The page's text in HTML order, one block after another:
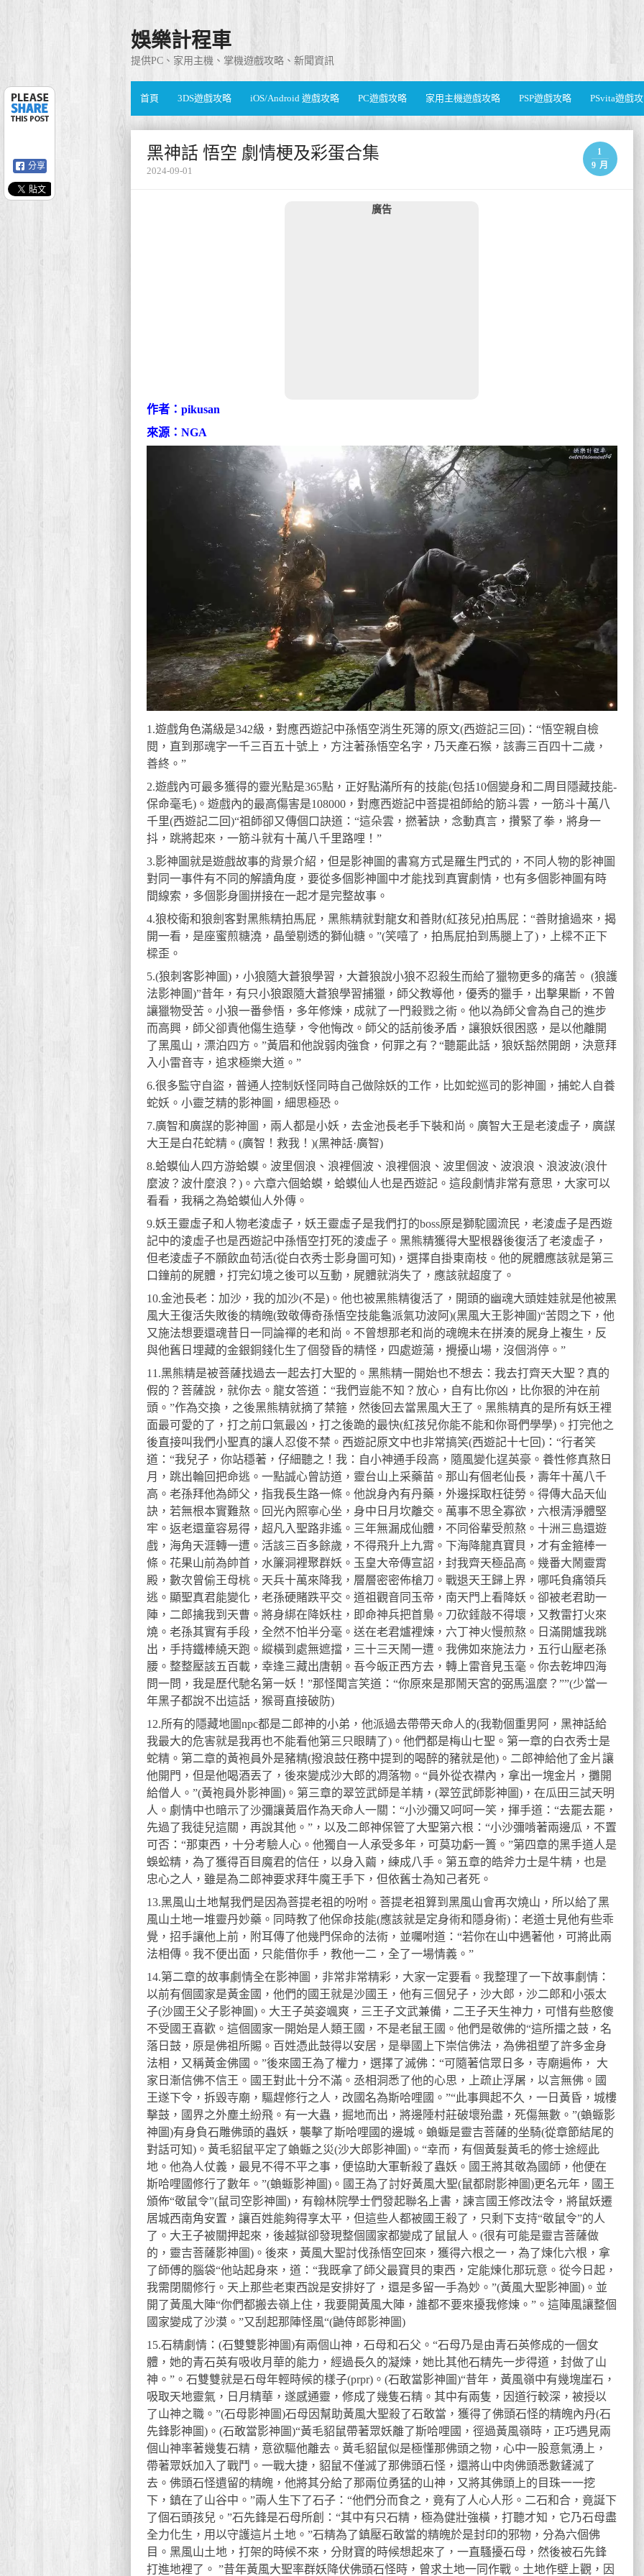
娛樂計程車
提供PC、家用主機、掌機遊戲攻略、新聞資訊
首頁 3DS遊戲攻略 iOS/Android 遊戲攻略 PC遊戲攻略 家用主機遊戲攻略 PSP遊戲攻略 PSvita遊戲
黑神話 悟空 劇情梗及彩蛋合集
1
9 月
2024-09-01
廣告
作者：pikusan
來源：NGA
1.遊戲角色滿級是342級，對應西遊記中孫悟空消生死簿的原文(西遊記三回)：“悟空親自檢
閱，直到那魂字一千三百五十號上，方注著孫悟空名字，乃天產石猴，該壽三百四十二歲，
善終。”
2.遊戲內可最多獲得的靈光點是365點，正好點滿所有的技能(包括10個變身和二周目隱藏技能-
保命毫毛)。遊戲內的最高傷害是108000，對應西遊記中菩提祖師給的筋斗雲，一筋斗十萬八
千里(西遊記二回)“祖師卻又傳個口訣道：“這朵雲，撚著訣，念動真言，攢緊了拳，將身一
抖，跳將起來，一筋斗就有十萬八千里路哩！”
3.影神圖就是遊戲故事的背景介紹，但是影神圖的書寫方式是羅生門式的，不同人物的影神圖
對同一事件有不同的解讀角度，要從多個影神圖中才能找到真實劇情，也有多個影神圖有時
間線索，多個影身圖拼接在一起才是完整故事。
4.狼校衛和狼劍客對黑熊精拍馬屁，黑熊精就對龍女和善財(紅孩兒)拍馬屁：“善財搶過來，揭
開一看，是座蜜煎糖澆，晶瑩剔透的獅仙糖。”(笑嘻了，拍馬屁拍到馬腿上了)，上樑不正下
樑歪。
5.(狼刺客影神圖)，小狼隨大蒼狼學習，大蒼狼說小狼不忍殺生而給了獵物更多的痛苦。 (狼護
法影神圖)”昔年，有只小狼跟隨大蒼狼學習捕獵，師父教導他，優秀的獵手，出擊果斷，不曾
讓獵物受苦。小狼一番參悟，多年修煉，成就了一門殺戮之術。他以為師父會為自己的進步
而高興，師父卻責他傷生造孽，令他悔改。師父的話前後矛盾，讓狼妖很困惑，是以他離開
了黑風山，漂泊四方。”黃眉和他說弱肉強食，何罪之有？“聽罷此話，狼妖豁然開朗，決意拜
入小雷音寺，追求極樂大道。”
6.很多監守自盜，普通人控制妖怪同時自己做除妖的工作，比如蛇巡司的影神圖，捕蛇人自養
蛇妖。小靈芝精的影神圖，細思極恐。
7.廣智和廣謀的影神圖，兩人都是小妖，去金池長老手下裝和尚。廣智大王是老淩虛子，廣謀
大王是白花蛇精。(廣智！救我！)(黑神話·廣智)
8.蛤蟆仙人四方游蛤蟆。波里個浪、浪裡個波、浪裡個浪、波里個波、波浪浪、浪波波(浪什
麼波？波什麼浪？)。六章六個蛤蟆，蛤蟆仙人也是西遊記。這段劇情非常有意思，大家可以
看看，我稱之為蛤蟆仙人外傳。
9.妖王靈虛子和人物老淩虛子，妖王靈虛子是我們打的boss原是獅駝國流民，老淩虛子是西遊
記中的淩虛子也是西遊記中孫悟空打死的淩虛子。黑熊精獲得大聖根器後復活了老淩虛子，
但老淩虛子不願飲血苟活(從白衣秀士影身圖可知)，選擇自掛東南枝。他的屍體應該就是第三
口鐘前的屍體，打完幻境之後可以互動，屍體就消失了，應該就超度了。
10.金池長老：加沙，我的加沙(不是)。他也被黑熊精復活了，開頭的幽魂大頭娃娃就是他被黑
風大王復活失敗後的精魄(致敬傳奇孫悟空技能龜派氣功波阿)(黑風大王影神圖)“苦悶之下，他
又施法想要還魂昔日一同論禪的老和尚。不曾想那老和尚的魂魄未在拼湊的屍身上複生，反
與他舊日埋藏的金銀銅錢化生了個發昏的精怪，四處遊蕩，攪擾山場，沒個消停。”
11.黑熊精是被菩薩找過去一起去打大聖的。黑熊精一開始也不想去：我去打齊天大聖？真的
假的？菩薩說，就你去。龍女答道：“我們豈能不知？放心，自有比你凶，比你狠的沖在前
頭。”作為交換，之後黑熊精就摘了禁箍，然後回去當黑風大王了。黑熊精真的是所有妖王裡
面最可愛的了，打之前口氣最凶，打之後跪的最快(紅孩兒你能不能和你哥們學學)。打完他之
後直接叫我們小聖真的讓人忍俊不禁。西遊記原文中也非常搞笑(西遊記十七回)：“行者笑
道：“我兒子，你站穩著，仔細聽之！我：自小神通手段高，隨風變化逞英豪。養性修真熬日
月，跳出輪回把命逃。一點誠心曾訪道，靈台山上采藥苗。那山有個老仙長，壽年十萬八千
高。老孫拜他為師父，指我長生路一條。他說身內有丹藥，外邊採取枉徒勞。得傳大品天仙
訣，若無根本實難熬。回光內照寧心坐，身中日月坎離交。萬事不思全寡欲，六根清淨體堅
牢。返老還童容易得，超凡入聖路非遙。三年無漏成仙體，不同俗輩受煎熬。十洲三島還遊
戲，海角天涯轉一遭。活該三百多餘歲，不得飛升上九霄。下海降龍真寶貝，才有金箍棒一
條。花果山前為帥首，水簾洞裡聚群妖。玉皇大帝傳宣詔，封我齊天極品高。幾番大鬧靈霄
殿，數次曾偷王母桃。天兵十萬來降我，層層密密佈槍刀。戰退天王歸上界，哪吒負痛領兵
逃。顯聖真君能變化，老孫硬賭跌平交。道祖觀音同玉帝，南天門上看降妖。卻被老君助一
陣，二郎擒我到天曹。將身綁在降妖柱，即命神兵把首梟。刀砍錘敲不得壞，又教雷打火來
燒。老孫其實有手段，全然不怕半分毫。送在老君爐裡煉，六丁神火慢煎熬。日滿開爐我跳
出，手持鐵棒繞天跑。縱橫到處無遮擋，三十三天鬧一遭。我佛如來施法力，五行山壓老孫
腰。整整壓該五百載，幸逢三藏出唐朝。吾今皈正西方去，轉上雷音見玉毫。你去乾坤四海
問一問，我是歷代馳名第一妖！”那怪聞言笑道：“你原來是那鬧天宮的弼馬溫麼？””(少當一
年黑子都說不出這話，猴哥直接破防)
12.所有的隱藏地圖npc都是二郎神的小弟，他派過去帶帶天命人的(我勒個重男阿，黑神話給
我最大的危害就是我再也不能看他第三只眼睛了)。他們都是梅山七聖。第一章的白衣秀士是
蛇精。第二章的黃袍員外是豬精(撥浪鼓任務中提到的喝醉的豬就是他)。二郎神給他了金片讓
他開門，但是他喝酒丟了，後來變成沙大郎的凋落物。“員外從衣襟內，拿出一塊金片，攤開
給僧人。”(黃袍員外影神圖)。第三章的翠笠武師是羊精，(翠笠武師影神圖)，在瓜田三試天明
人。劇情中也暗示了沙彌讓黃眉作為天命人一關：“小沙彌又呵呵一笑，揮手道：“去罷去罷，
先過了我徒兒這關，再說其他。”，以及二郎神保管了大聖第六根：“小沙彌啃著兩邊瓜，不置
可否：“那東西，十分考驗人心。他獨自一人承受多年，可莫功虧一簣。”第四章的黑手道人是
蜈蚣精，為了獲得百目魔君的信任，以身入繭，練成八手。第五章的皓斧力士是牛精，也是
忠心之人，雖是為二郎神要求拜牛魔王手下，但依舊士為知己者死。
13.黑風山土地幫我們是因為菩提老祖的吩咐。菩提老祖算到黑風山會再次燒山，所以給了黑
風山土地一堆靈丹妙藥。同時教了他保命技能(應該就是定身術和隱身術)：老道士見他有些乖
覺，招手讓他上前，附耳傳了他幾門保命的法術，並囑咐道：“若你在山中遇著他，可將此兩
法相傳。我不便出面，只能借你手，教他一二，全了一場情義。”
14.第二章的故事劇情全在影神圖，非常非常精彩，大家一定要看。我整理了一下故事劇情：
以前有個國家是黃金國，他們的國王就是沙國王，他有三個兒子，沙大郎，沙二郎和小張太
子(沙國王父子影神圖)。大王子英姿颯爽，三王子文武兼備，二王子天生神力，可惜有些憨傻
不受國王喜歡。這個國家一開始是人類王國，不是老鼠王國。他們是敬佛的“這所擂之鼓，名
落日鼓，原是佛祖所賜。百姓憑此鼓得以安居，是舉國上下崇信佛法，為佛祖塑了許多金身
法相，又稱黃金佛國。”後來國王為了權力，選擇了滅佛：“可隨著信眾日多，寺廟遍佈， 大
家日漸信佛不信王。國王對此十分不滿。丞相洞悉了他的心思，上疏止浮屠，以言無佛。國
王遂下令，拆毀寺廟，驅趕修行之人，改國名為斯哈哩國。”“此事興起不久，一日黃昏，城樓
擊鼓，國界之外塵土紛飛。有一大蟲，掘地而出，將邊陲村莊破壞殆盡，死傷無數。”(蝜蝂影
神圖)有身負石雕佛頭的蟲妖，襲擊了斯哈哩國的邊城。蝜蝂是靈吉菩薩的坐騎(從章節結尾的
對話可知)。黃毛貂鼠平定了蝜蝂之災(沙大郎影神圖)。“幸而，有個黃髮黃毛的修士途經此
地。他為人仗義，最見不得不平之事，便協助大軍斬殺了蟲妖。國王將其敬為國師，他便在
斯哈哩國修行了數年。”(蝜蝂影神圖)。國王為了討好黃風大聖(鼠都尉影神圖)更名元年，國王
頒佈“敬鼠令”(鼠司空影神圖)，有翰林院學士們發起聯名上書，諫言國王修改法令，將鼠妖遷
居城西南角安置，讓百姓能夠得享太平，但這些人都被國王殺了，只剩下支持“敬鼠令”的人
了。大王子被關押起來，後越獄卻發現整個國家都變成了鼠鼠人。(很有可能是靈吉菩薩做
的，靈吉菩薩影神圖)。後來，黃風大聖討伐孫悟空回來，獲得六根之一，為了煉化六根，拿
了師傅的腦袋“他站起身來，道：“我既拿了師父最寶貝的東西，定能煉化那玩意。從今日起，
我需閉關修行。天上那些老東西說是安排好了，還是多留一手為妙。”(黃風大聖影神圖)。並
開了黃風大陣“你們都搬去嶺上住，我要開黃風大陣，誰都不要來擾我修煉。”。這陣風讓整個
國家變成了沙漠。”又刮起那陣怪風“(鼬侍郎影神圖)
15.石精劇情：(石雙雙影神圖)有兩個山神，石母和石父。“石母乃是由青石英修成的一個女
體，她的青石英有吸收月華的能力，經過長久的凝煉，她比其他石精先一步得道，封做了山
神。”。石雙雙就是石母年輕時候的樣子(prpr)。(石敢當影神圖)“昔年，黃風嶺中有幾塊崖石，
吸取天地靈氣，日月精華，遂感通靈，修成了幾隻石精。其中有兩隻，因道行較深，被授以
了山神之職。”(石母影神圖)石母因幫助黃風大聖殺了石敢當，獲得了佛頭石怪的精魄內丹(石
先鋒影神圖)。(石敢當影神圖)“黃毛貂鼠帶著眾妖離了斯哈哩國，徑過黃風嶺時，正巧遇見兩
個山神率著幾隻石精，意欲驅他離去。黃毛貂鼠似是極懂那佛頭之物，心中一股意氣湧上，
帶著眾妖加入了戰鬥。一戰大捷，貂鼠不僅滅了那佛頭石怪，還將山中肉佛頭悉數鏟滅了
去。佛頭石怪遺留的精魄，他將其分給了那兩位勇猛的山神，又將其佛頭上的目珠一一挖
下，鎮在了山谷中。”兩人生下了石子：“他們分而食之，竟有了人心人形。二石和合，竟誕下
了個石頭孩兒。”石先鋒是石母所創：“其中有只石精，極為健壯強橫，打聽才知，它乃石母盡
全力化生，用以守護這片土地。”石精為了鎮壓石敢當的精魄於是封印的邪物，分為六個佛
目。黑風山土地，打架的時候不來，分財寶的時候想起來了，一直騷擾石母，然後被石先鋒
打進地裡了。 ”昔年黃風大聖率群妖降伏佛頭石怪時，曾求土地一同作戰。土地作壁上觀，因
分享